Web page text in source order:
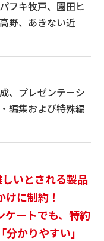
フキ牧戸、園田ヒ
野、あきない近
、プレゼンテーシ
編集および特殊編
いとされる製品
に制約！
ケートでも、特約
かりやすい」